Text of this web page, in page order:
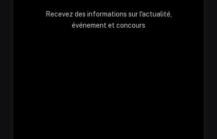
Recevez des informations sur l'actualité,
événement et concours